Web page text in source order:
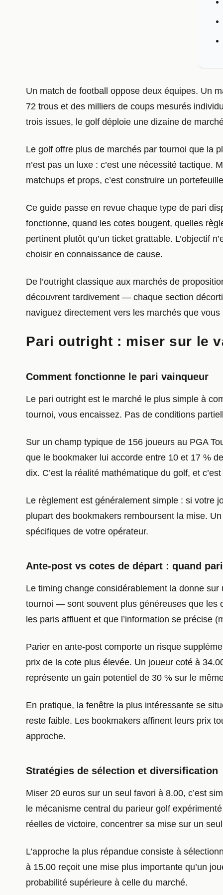
Un match de football oppose deux équipes. Un
72 trous et des milliers de coups mesurés
trois issues, le golf déploie une dizaine de
Le golf offre plus de marchés par tournoi que la
n’est pas un luxe : c’est une nécessité
matchups et props, c’est construire un
Ce guide passe en revue chaque type de pari
fonctionne, quand les cotes bougent, quelles
pertinent plutôt qu’un ticket grattable. L’objectif
choisir en connaissance de cause.
De l’outright classique aux marchés de
découvrent tardivement — chaque section
naviguez directement vers les marchés que vous
Pari outright : miser sur le
Comment fonctionne le pari vainqueur
Le pari outright est le marché le plus simple à
tournoi, vous encaissez. Pas de conditions
Sur un champ typique de 156 joueurs au PGA
que le bookmaker lui accorde entre 10 et 17 %
dix. C’est la réalité mathématique du golf, et
Le règlement est généralement simple : si votre
plupart des bookmakers remboursent la mise.
spécifiques de votre opérateur.
Ante-post vs cotes de départ : quand
Le timing change considérablement la donne
tournoi — sont souvent plus généreuses que les
les paris affluent et que l’information se précise
Parier en ante-post comporte un risque
prix de la cote plus élevée. Un joueur coté à
représente un gain potentiel de 30 % sur le
En pratique, la fenêtre la plus intéressante se
reste faible. Les bookmakers affinent leurs prix
approche.
Stratégies de sélection et diversification
Miser 20 euros sur un seul favori à 8.00, c’est
le mécanisme central du parieur golf
réelles de victoire, concentrer sa mise sur un
L’approche la plus répandue consiste à
à 15.00 reçoit une mise plus importante qu’un
probabilité supérieure à celle du marché.